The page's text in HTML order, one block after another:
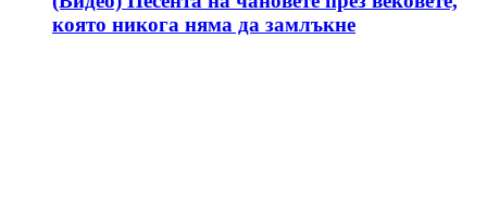
която никога няма да замлъкне